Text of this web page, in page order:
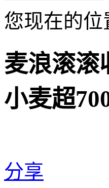
您现在的位
麦浪滚滚
小麦超
分享